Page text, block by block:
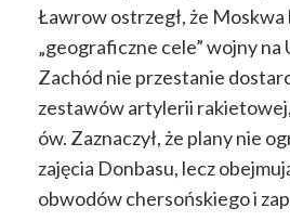
Ławrow ostrzegł, że Moskwa
„geograficzne cele” wojny na
Zachód nie przestanie
zestawów artylerii
ów. Zaznaczył, że plany nie
zajęcia Donbasu, lecz
obwodów chersońskiego i